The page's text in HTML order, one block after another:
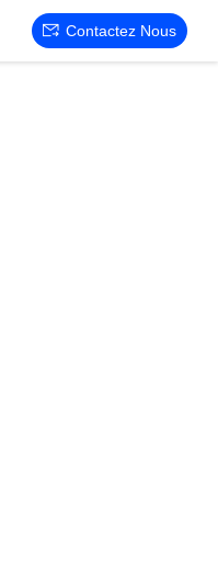
Contactez Nous